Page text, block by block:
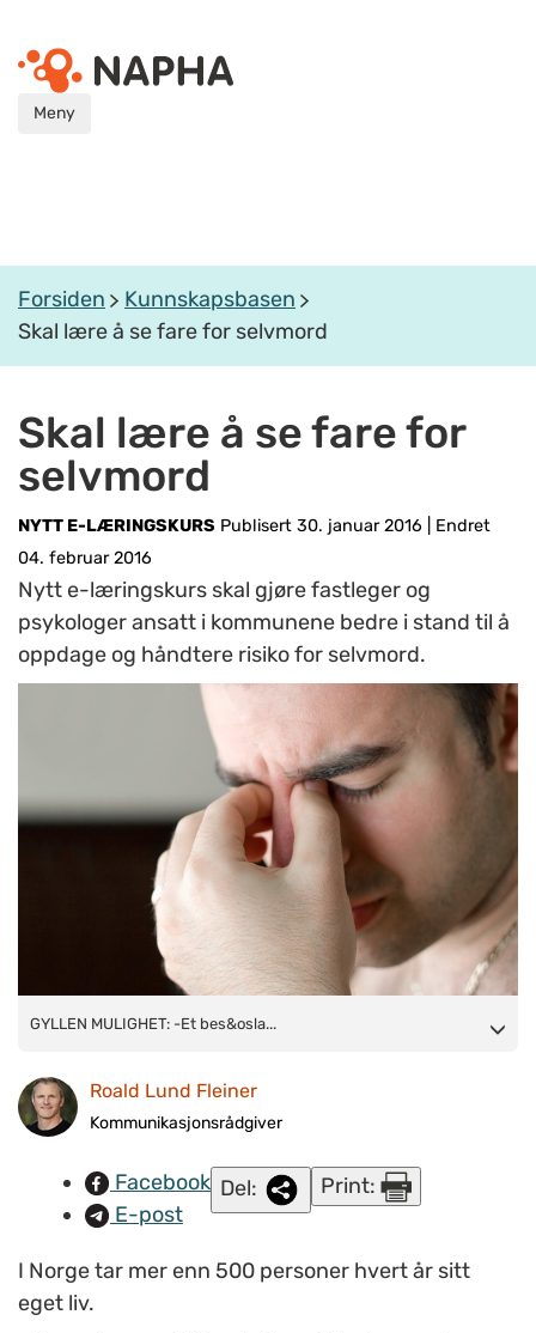
Meny
Forsiden
Kunnskapsbasen
Skal lære å se fare for selvmord
Skal lære å se fare for
selvmord
NYTT E-LÆRINGSKURS Publisert 30. januar 2016
Endret
04. februar 2016
Nytt e-læringskurs skal gjøre fastleger og
psykologer ansatt i kommunene bedre i stand til å
oppdage og håndtere risiko for selvmord.
GYLLEN MULIGHET: -Et besøk på legekontoret er en gyllen
Mehlum, leder forNasjonalt senter for selvmordsforskning og -
forebygging. Illustrasjonsfoto: www.colourbox.com.
GYLLEN MULIGHET: -Et bes&osla...
Roald Lund Fleiner
Kommunikasjonsrådgiver
Facebook
E-post
Del: Print:
I Norge tar mer enn 500 personer hvert år sitt
eget liv.